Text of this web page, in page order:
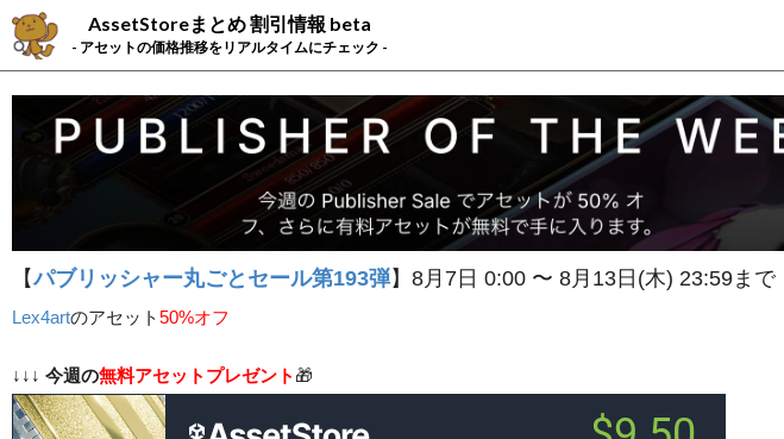
AssetStoreまとめ 割引情報 beta
- アセットの価格推移をリアルタイムにチェック -
【パブリッシャー丸ごとセール第193弾】8月7日 0:00 〜 8月13日(木) 23:59まで
Lex4artのアセット50%オフ
↓↓↓ 今週の無料アセットプレゼント 🎁